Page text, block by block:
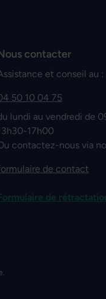
contacter
et conseil au :
50 10 04 75
lundi au vendredi de
17h00
contactez-nous via
de contact
de